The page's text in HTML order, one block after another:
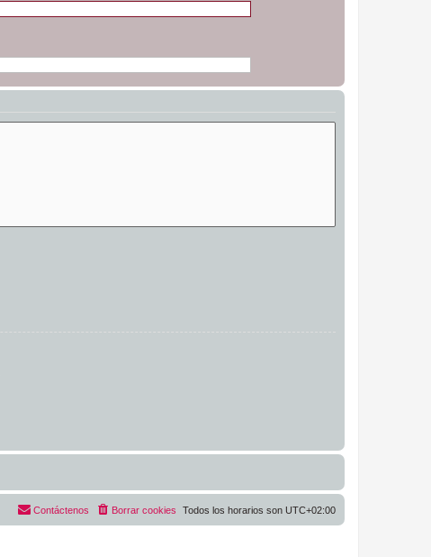
Todos los horarios son UTC+02:00
Borrar cookies
Contáctenos